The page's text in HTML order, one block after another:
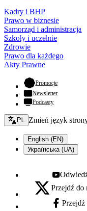
Kadry i BHP
Prawo w biznesie
Samorząd i administracja
Szkoły i uczelnie
Zdrowie
Prawo dla każdego
Akty Prawne
Promocje- otwiera się
Newsletter
Podcasty
Zmień język - bieżący:
PL Zmień język
English (EN)
Українська (UA)
Youtube -
X - otwiera się w
Przejdź do
Facebook -
Przejdź